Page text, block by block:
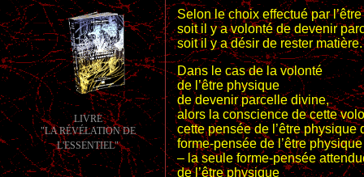
•
LIVRE
"LA RÉVÉLATION DE
L'ESSENTIEL"
Selon le choix effectué par
soit il y a volonté de devenir
soit il y a désir de rester matière.
Dans le cas de la volonté
de l’être physique
de devenir parcelle divine,
alors la conscience de cette
cette pensée de l’être physique
forme-pensée de l’être physique
– la seule forme-pensée
de l’être physique